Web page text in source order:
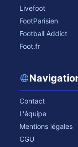
Livefoot
FootParisien
Football Addict
Foot.fr
Contact
L'équipe
Mentions légales
CGU